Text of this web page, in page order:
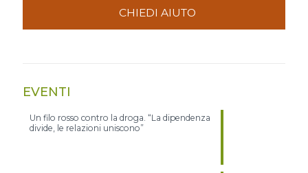
CHIEDI AIUTO
EVENTI
Un filo rosso contro la droga. “La dipendenza
divide, le relazioni uniscono”